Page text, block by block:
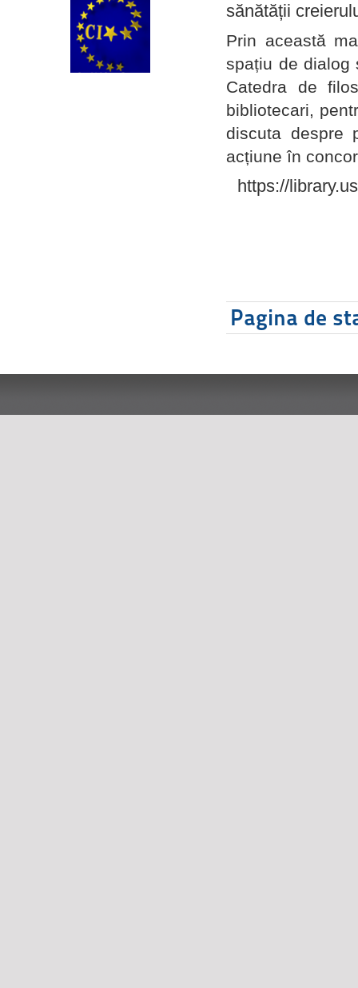
sănătății
Prin această
spațiu de dialog
Catedra de
bibliotecari,
discuta despre
acțiune în
https://
Pagina de